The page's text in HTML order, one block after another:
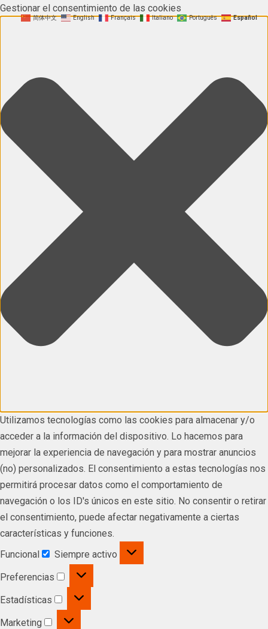
Gestionar el consentimiento de las cookies
Utilizamos tecnologías como las cookies para almacenar y/o
acceder a la información del dispositivo. Lo hacemos para
mejorar la experiencia de navegación y para mostrar anuncios
(no) personalizados. El consentimiento a estas tecnologías nos
permitirá procesar datos como el comportamiento de
navegación o los ID's únicos en este sitio. No consentir o retirar
el consentimiento, puede afectar negativamente a ciertas
características y funciones.
Funcional
Siempre activo
Preferencias
Estadísticas
Marketing
简体中文 English Français Italiano Português Español